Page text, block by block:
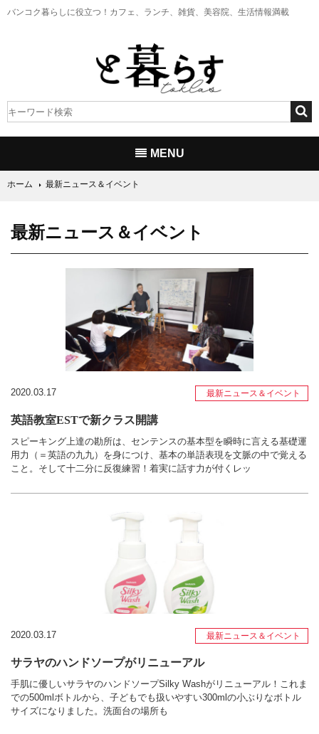
バンコク暮らしに役立つ！ カフェ、ランチ、雑貨、美容院、生活情報満載
MENU
ホーム 最新ニュース＆イベント
最新ニュース＆イベント
2020.03.17 最新ニュース＆イベント
英語教室ESTで新クラス開講
スピーキング上達の勘所は、センテンスの基本型を瞬時に言える基礎運
用力（＝英語の九九）を身につけ、基本の単語表現を文脈の中で覚える
こと。そして十二分に反復練習！着実に話す力が付くレッ
2020.03.17 最新ニュース＆イベント
サラヤのハンドソープがリニューアル
手肌に優しいサラヤのハンドソープSilky Washがリニューアル！これま
での500mlボトルから、子どもでも扱いやすい300mlの小ぶりなボトル
サイズになりました。洗面台の場所も